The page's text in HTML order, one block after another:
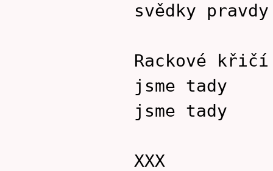
svědky pravdy
Rackové křičí
jsme tady
jsme tady
XXX